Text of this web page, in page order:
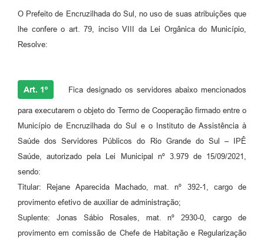
Relatório Ouvidoria 2021
Relatório Ouvidoria 2022
Galeria de Fotos
Negócios
O Prefeito de Encruzilhada do Sul, no uso de suas atribuições que
lhe confere o art. 79, inciso VIII da Lei Orgânica do Município,
Resolve:
Art. 1º Fica designado os servidores abaixo mencionados
para executarem o objeto do Termo de Cooperação firmado entre o
Município de Encruzilhada do Sul e o Instituto de Assistência à
Saúde dos Servidores Públicos do Rio Grande do Sul – IPÊ
Saúde, autorizado pela Lei Municipal nº 3.979 de 15/09/2021,
sendo:
Titular: Rejane Aparecida Machado, mat. nº 392-1, cargo de
provimento efetivo de auxiliar de administração;
Suplente: Jonas Sábio Rosales, mat. nº 2930-0, cargo de
provimento em comissão de Chefe de Habitação e Regularização